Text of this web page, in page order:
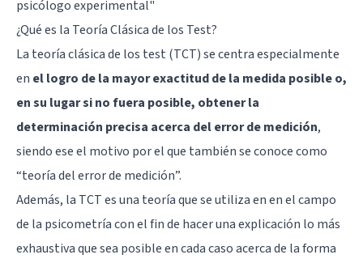
psicólogo experimental"
¿Qué es la Teoría Clásica de los Test?
La teoría clásica de los test (TCT) se centra especialmente
en el logro de la mayor exactitud de la medida posible o,
en su lugar si no fuera posible, obtener la
determinación precisa acerca del error de medición,
siendo ese el motivo por el que también se conoce como
“teoría del error de medición”.
Además, la TCT es una teoría que se utiliza en en el campo
de la psicometría con el fin de hacer una explicación lo más
exhaustiva que sea posible en cada caso acerca de la forma